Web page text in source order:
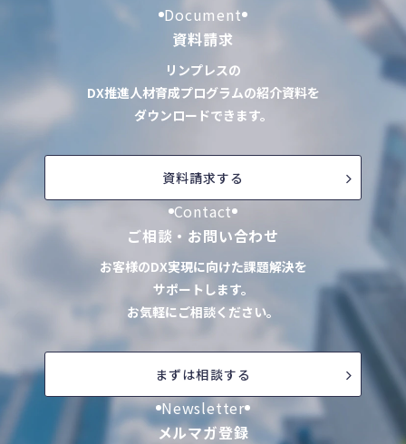
Document
資料請求
リンプレスの
DX推進人材育成プログラムの紹介資料を
ダウンロードできます。
資料請求する
Contact
ご相談・お問い合わせ
お客様のDX実現に向けた課題解決を
サポートします。
お気軽にご相談ください。
まずは相談する
Newsletter
メルマガ登録